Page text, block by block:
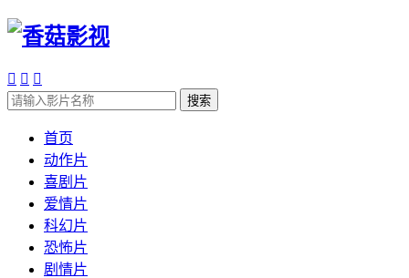
  
搜索
首页
动作片
喜剧片
爱情片
科幻片
恐怖片
剧情片